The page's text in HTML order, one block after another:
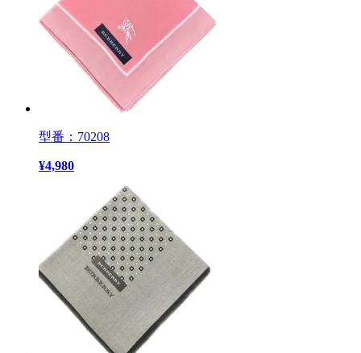
型番：70208
¥4,980